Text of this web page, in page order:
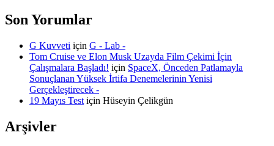
Son Yorumlar
G Kuvveti için G - Lab -
Tom Cruise ve Elon Musk Uzayda Film Çekimi İçin
Çalışmalara Başladı! için SpaceX, Önceden Patlamayla
Sonuçlanan Yüksek İrtifa Denemelerinin Yenisi
Gerçekleştirecek -
19 Mayıs Test için Hüseyin Çelikgün
Arşivler